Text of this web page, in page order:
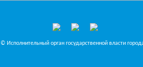
© Исполнительный орган государственной власти